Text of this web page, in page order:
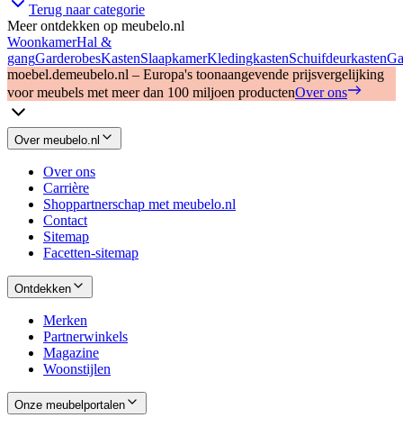
Terug naar categorie
Meer ontdekken op meubelo.nl
WoonkamerHal &
gangGarderobesKastenSlaapkamerKledingkastenSchuifdeurkasten
moebel.demeubelo.nl – Europa's toonaangevende prijsvergelijking
voor meubels met meer dan 100 miljoen productenOver ons
Over meubelo.nl
Over ons
Carrière
Shoppartnerschap met meubelo.nl
Contact
Sitemap
Facetten-sitemap
Ontdekken
Merken
Partnerwinkels
Magazine
Woonstijlen
Onze meubelportalen